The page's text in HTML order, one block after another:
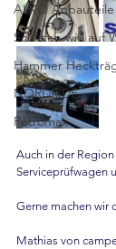
ALKO Anbauteile
Schlafen wie auf
Hammer
NORDRIDE
Petromax
Auch in der
Serviceprüfwagen
Gerne machen wir
Mathias von